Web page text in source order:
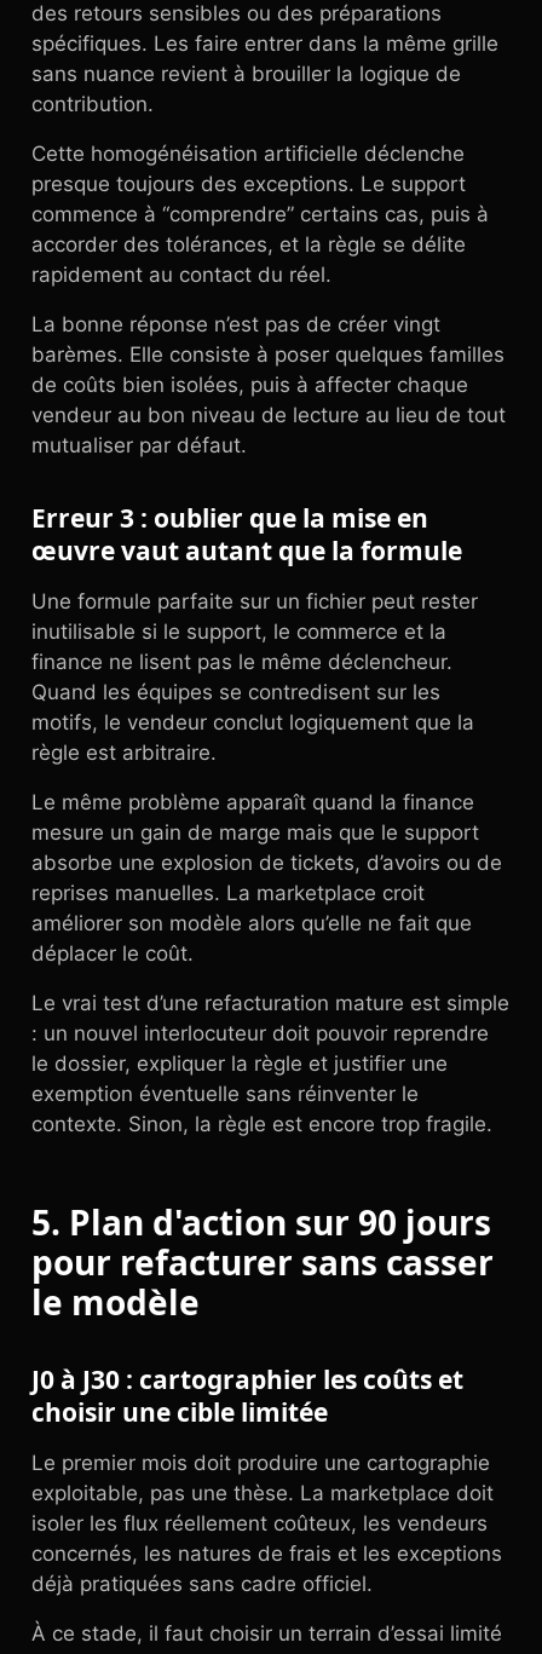
des retours sensibles ou des préparations
spécifiques. Les faire entrer dans la même grille
sans nuance revient à brouiller la logique de
contribution.
Cette homogénéisation artificielle déclenche
presque toujours des exceptions. Le support
commence à “comprendre” certains cas, puis à
accorder des tolérances, et la règle se délite
rapidement au contact du réel.
La bonne réponse n’est pas de créer vingt
barèmes. Elle consiste à poser quelques familles
de coûts bien isolées, puis à affecter chaque
vendeur au bon niveau de lecture au lieu de tout
mutualiser par défaut.
Erreur 3 : oublier que la mise en
œuvre vaut autant que la formule
Une formule parfaite sur un fichier peut rester
inutilisable si le support, le commerce et la
finance ne lisent pas le même déclencheur.
Quand les équipes se contredisent sur les
motifs, le vendeur conclut logiquement que la
règle est arbitraire.
Le même problème apparaît quand la finance
mesure un gain de marge mais que le support
absorbe une explosion de tickets, d’avoirs ou de
reprises manuelles. La marketplace croit
améliorer son modèle alors qu’elle ne fait que
déplacer le coût.
Le vrai test d’une refacturation mature est simple
: un nouvel interlocuteur doit pouvoir reprendre
le dossier, expliquer la règle et justifier une
exemption éventuelle sans réinventer le
contexte. Sinon, la règle est encore trop fragile.
5. Plan d'action sur 90 jours
pour refacturer sans casser
le modèle
J0 à J30 : cartographier les coûts et
choisir une cible limitée
Le premier mois doit produire une cartographie
exploitable, pas une thèse. La marketplace doit
isoler les flux réellement coûteux, les vendeurs
concernés, les natures de frais et les exceptions
déjà pratiquées sans cadre officiel.
À ce stade, il faut choisir un terrain d’essai limité